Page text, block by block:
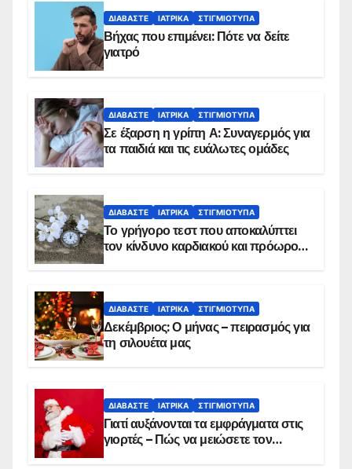
ΔΙΑΒΆΣΤΕ ΙΑΤΡΙΚΆ ΣΤΙΓΜΙΌΤΥΠΑ
Βήχας που επιμένει: Πότε να δείτε
γιατρό
ΔΙΑΒΆΣΤΕ ΙΑΤΡΙΚΆ ΣΤΙΓΜΙΌΤΥΠΑ
Σε έξαρση η γρίπη Α: Συναγερμός για
τα παιδιά και τις ευάλωτες ομάδες
ΔΙΑΒΆΣΤΕ ΙΑΤΡΙΚΆ ΣΤΙΓΜΙΌΤΥΠΑ
Το γρήγορο τεστ που αποκαλύπτει
τον κίνδυνο καρδιακού και πρόωρου
ΔΙΑΒΆΣΤΕ ΙΑΤΡΙΚΆ ΣΤΙΓΜΙΌΤΥΠΑ
Δεκέμβριος: Ο μήνας – πειρασμός για
τη σιλουέτα μας
ΔΙΑΒΆΣΤΕ ΙΑΤΡΙΚΆ ΣΤΙΓΜΙΌΤΥΠΑ
Γιατί αυξάνονται τα εμφράγματα στις
γιορτές – Πώς να μειώσετε τον